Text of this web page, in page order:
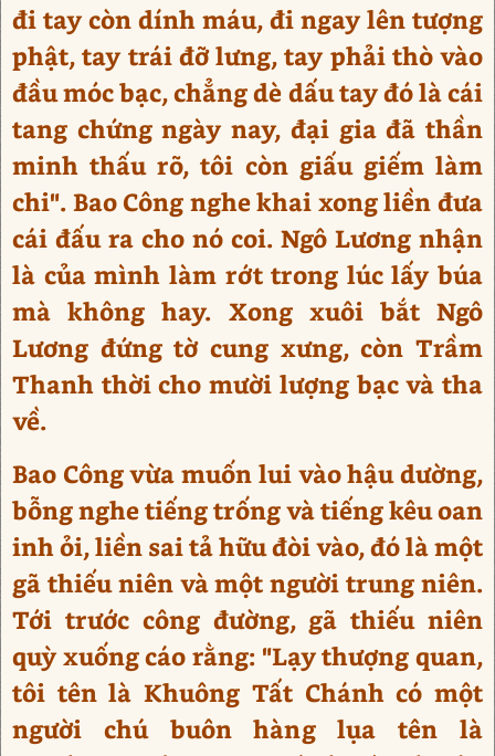
đi tay còn dính máu, đi ngay lên tượng
phật, tay trái đỡ lưng, tay phải thò vào
đầu móc bạc, chẳng dè dấu tay đó là cái
tang chứng ngày nay, đại gia đã thần
minh thấu rõ, tôi còn giấu giếm làm
chi". Bao Công nghe khai xong liền đưa
cái đấu ra cho nó coi. Ngô Lương nhận
là của mình làm rớt trong lúc lấy búa
mà không hay. Xong xuôi bắt Ngô
Lương đứng tờ cung xưng, còn Trầm
Thanh thời cho mười lượng bạc và tha
về.
Bao Công vừa muốn lui vào hậu dường,
bỗng nghe tiếng trống và tiếng kêu oan
inh ỏi, liền sai tả hữu đòi vào, đó là một
gã thiếu niên và một người trung niên.
Tới trước công đường, gã thiếu niên
quỳ xuống cáo rằng: "Lạy thượng quan,
tôi tên là Khuông Tất Chánh có một
người chú buôn hàng lụa tên là